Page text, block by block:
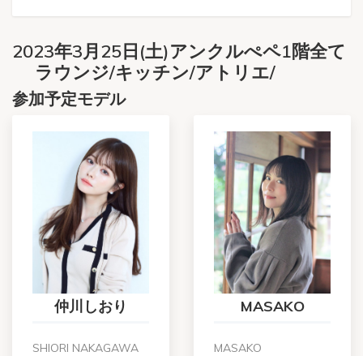
2023年3月25日(土)アンクルぺペ1階全て
ラウンジ/キッチン/アトリエ/
参加予定モデル
仲川しおり
SHIORI NAKAGAWA
MASAKO
MASAKO